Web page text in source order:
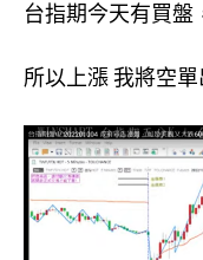
台指期今天有買盤
所以上漲 我將空